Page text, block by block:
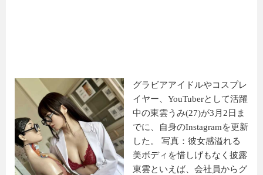
グラビアアイドルやコスプレ
イヤー、YouTuberとして活躍
中の東雲うみ(27)が3月2日ま
でに、自身のInstagramを更新
した。 写真：彼女感溢れる
美ボディを惜しげもなく披露
東雲といえば、会社員からグ